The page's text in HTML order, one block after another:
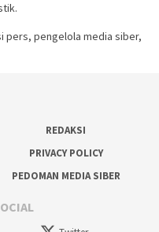
pers, pengelola media siber,
REDAKSI
PRIVACY POLICY
PEDOMAN MEDIA SIBER